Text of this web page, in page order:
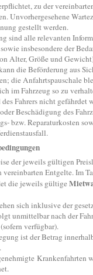
zu der
Unvorhergesehene
gestellt werden.
sind alle relevanten
insbesondere der
Alter, Größe und
die Beförderung aus
die Anfahrtspauschale
im Fahrzeug so zu
Fahrers nicht gefährdet
Beschädigung des
bzw. Reparaturkosten
der jeweils gültigen
Entgelte. Im
die jeweils gültige
sich inklusive der
unmittelbar nach der
verfügbar).
ist der Betrag
Krankenfahrten